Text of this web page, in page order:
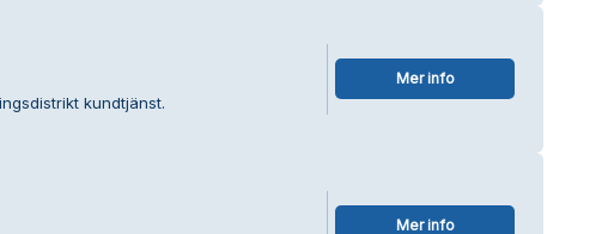
kundtjänst.
Mer info
Mer info